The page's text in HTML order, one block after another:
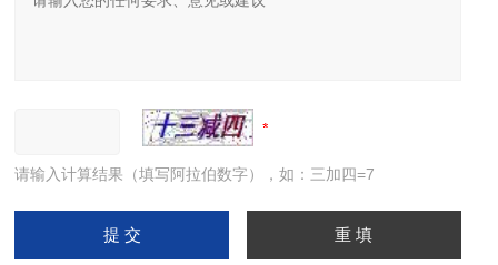
请输入计算结果（填写阿拉伯数字），如：三加四=7